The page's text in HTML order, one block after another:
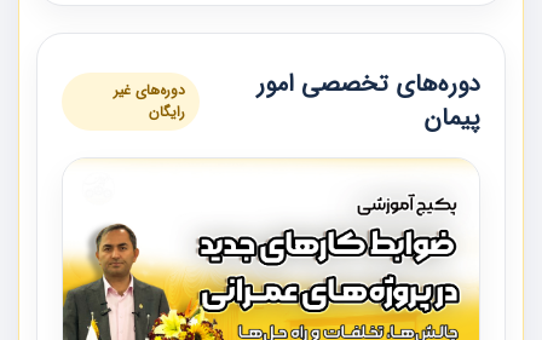
دوره‌های تخصصی امور
پیمان
دوره‌های غیر
رایگان